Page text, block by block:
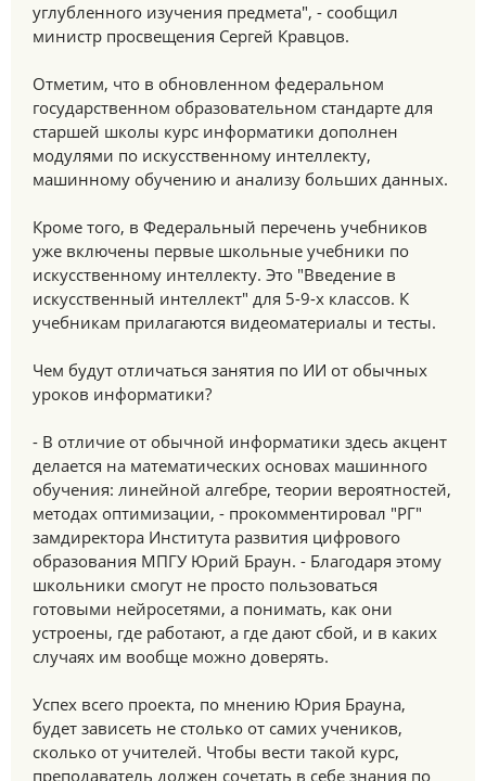
углубленного изучения предмета", - сообщил
министр просвещения Сергей Кравцов.
Отметим, что в обновленном федеральном
государственном образовательном стандарте для
старшей школы курс информатики дополнен
модулями по искусственному интеллекту,
машинному обучению и анализу больших данных.
Кроме того, в Федеральный перечень учебников
уже включены первые школьные учебники по
искусственному интеллекту. Это "Введение в
искусственный интеллект" для 5-9-х классов. К
учебникам прилагаются видеоматериалы и тесты.
Чем будут отличаться занятия по ИИ от обычных
уроков информатики?
- В отличие от обычной информатики здесь акцент
делается на математических основах машинного
обучения: линейной алгебре, теории вероятностей,
методах оптимизации, - прокомментировал "РГ"
замдиректора Института развития цифрового
образования МПГУ Юрий Браун. - Благодаря этому
школьники смогут не просто пользоваться
готовыми нейросетями, а понимать, как они
устроены, где работают, а где дают сбой, и в каких
случаях им вообще можно доверять.
Успех всего проекта, по мнению Юрия Брауна,
будет зависеть не столько от самих учеников,
сколько от учителей. Чтобы вести такой курс,
преподаватель должен сочетать в себе знания по